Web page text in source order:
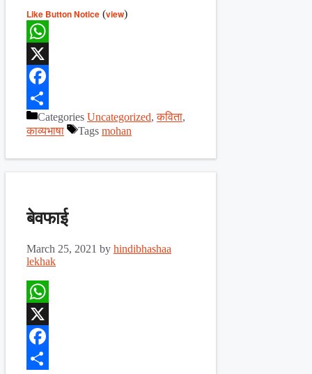
Like Button Notice (view)
WhatsApp
X
Facebook
ShareCategories Uncategorized,कविता,
काव्यभाषा
Tags mohan
बेवफाई
March 25, 2021 by hindibhashaa
lekhak
WhatsApp
X
Facebook